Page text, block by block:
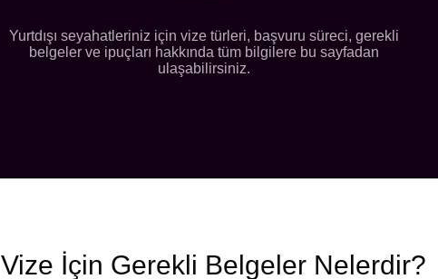
Yurtdışı seyahatleriniz için vize türleri, başvuru süreci, gerekli
belgeler ve ipuçları hakkında tüm bilgilere bu sayfadan
ulaşabilirsiniz.
Vize İçin Gerekli Belgeler Nelerdir?